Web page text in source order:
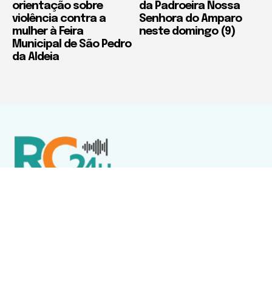
orientação sobre
violência contra a
mulher à Feira
Municipal de São Pedro
da Aldeia
da Padroeira Nossa
Senhora do Amparo
neste domingo (9)